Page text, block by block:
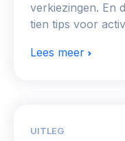
verkiezingen. En
tien tips voor
Lees meer
UITLEG